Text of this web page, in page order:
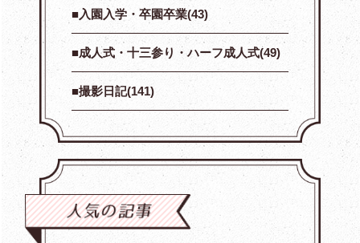
入園入学・卒園卒業(43)
成人式・十三参り・ハーフ成人式(49)
撮影日記(141)